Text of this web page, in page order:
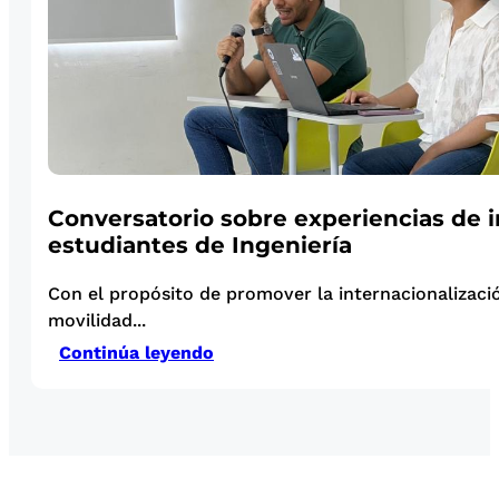
Conversatorio sobre experiencias
estudiantes de Ingeniería
Con el propósito de promover la
movilidad...
Continúa leyendo